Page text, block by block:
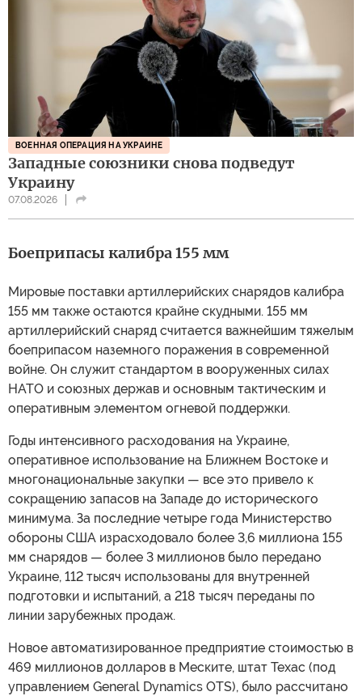
ВОЕННАЯ ОПЕРАЦИЯ НА УКРАИНЕ
Западные союзники снова подведут
Украину
07.08.2026
Боеприпасы калибра 155 мм
Мировые поставки артиллерийских снарядов калибра
155 мм также остаются крайне скудными. 155 мм
артиллерийский снаряд считается важнейшим тяжелым
боеприпасом наземного поражения в современной
войне. Он служит стандартом в вооруженных силах
НАТО и союзных держав и основным тактическим и
оперативным элементом огневой поддержки.
Годы интенсивного расходования на Украине,
оперативное использование на Ближнем Востоке и
многонациональные закупки — все это привело к
сокращению запасов на Западе до исторического
минимума. За последние четыре года Министерство
обороны США израсходовало более 3,6 миллиона 155
мм снарядов — более 3 миллионов было передано
Украине, 112 тысяч использованы для внутренней
подготовки и испытаний, а 218 тысяч переданы по
линии зарубежных продаж.
Новое автоматизированное предприятие стоимостью в
469 миллионов долларов в Меските, штат Техас (под
управлением General Dynamics OTS), было рассчитано